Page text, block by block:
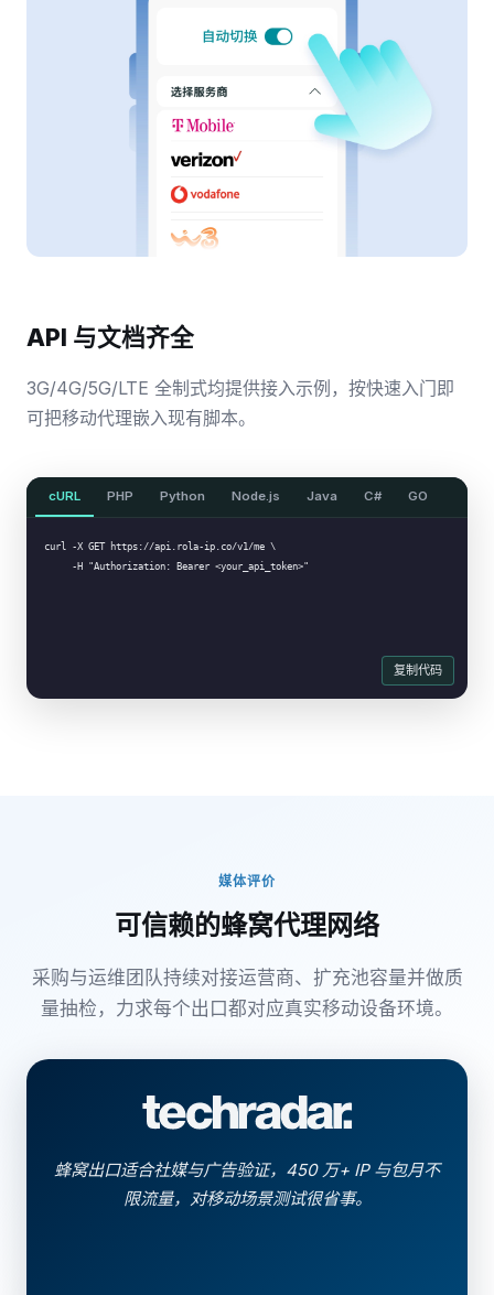
API 与文档齐全
3G/4G/5G/LTE 全制式均提供接入示例，按快速入门即
可把移动代理嵌入现有脚本。
cURL PHP Python Node.js Java C# GO
复制代码
curl -X GET https://api.rola-ip.co/v1/me \
     -H "Authorization: Bearer <your_api_token>"
媒体评价
可信赖的蜂窝代理网络
采购与运维团队持续对接运营商、扩充池容量并做质
量抽检，力求每个出口都对应真实移动设备环境。
蜂窝出口适合社媒与广告验证，450 万+ IP 与包月不
限流量，对移动场景测试很省事。